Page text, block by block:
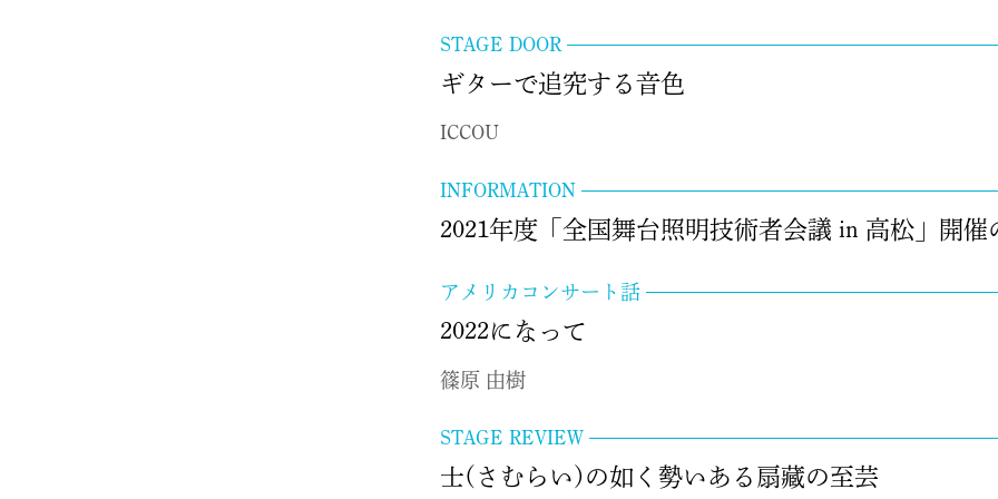
STAGE DOOR
ギターで追究する音色
ICCOU
INFORMATION
2021年度「全国舞台照明技術者会議 in 高松」開
アメリカコンサート話
2022になって
篠原 由樹
STAGE REVIEW
士(さむらい)の如く勢いある扇藏の至芸